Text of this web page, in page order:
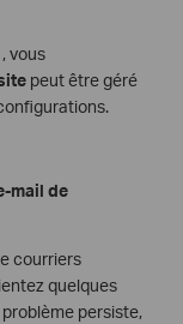
, vous
peut être géré
mail de
courriers
quelques
persiste,